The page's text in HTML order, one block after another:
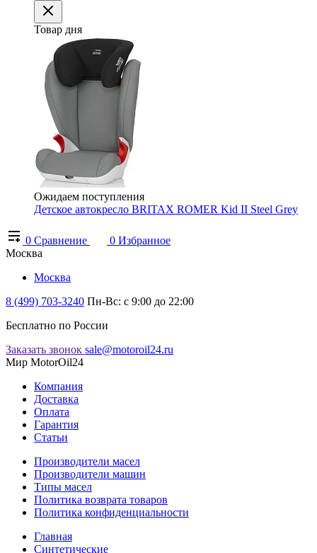
Товар дня
Ожидаем поступления
Детское автокресло BRITAX ROMER Kid II Steel Grey
0 Сравнение 0 Избранное
Москва
Москва
8 (499) 703-3240 Пн-Вс: с 9:00 до 22:00
Бесплатно по России
Заказать звонок sale@motoroil24.ru
Мир MotorOil24
Компания
Доставка
Оплата
Гарантия
Статьи
Производители масел
Производители машин
Типы масел
Политика возврата товаров
Политика конфиденциальности
Главная
Синтетические